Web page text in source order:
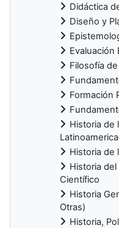
Didáctica
Diseño y
Evaluación
Filosofía
Formación
Historia de
Historia de
Historia
Científico
Historia
Otras)
Historia,